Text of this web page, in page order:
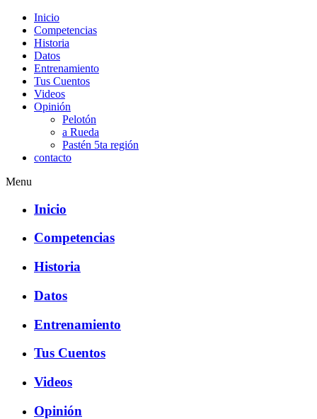
Inicio
Competencias
Historia
Datos
Entrenamiento
Tus Cuentos
Videos
Opinión
Pelotón
a Rueda
Pastén 5ta región
contacto
Menu
Inicio
Competencias
Historia
Datos
Entrenamiento
Tus Cuentos
Videos
Opinión